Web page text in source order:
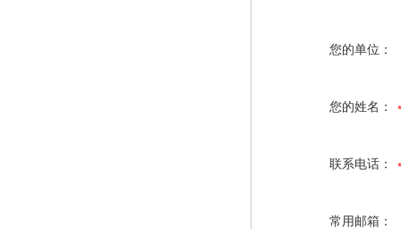
您的单位：
您的姓名：
联系电话：
常用邮箱：